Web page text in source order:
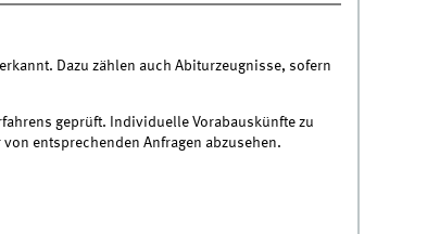
Dazu zählen auch Abiturzeugnisse, sofern
geprüft. Individuelle Vorabauskünfte zu
entsprechenden Anfragen abzusehen.